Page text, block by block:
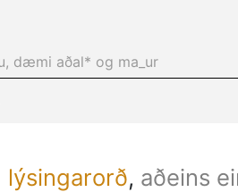
lýsingarorð, aðeins